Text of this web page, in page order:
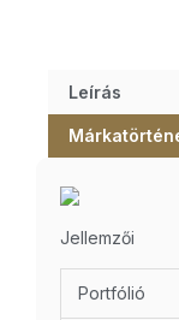
Leírás
Jellemzői
Portfólió